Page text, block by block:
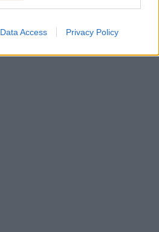
Data Access Privacy Policy